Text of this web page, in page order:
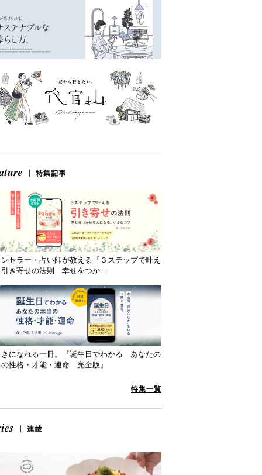
セラー・占い師が教える『３ステップで叶え
き寄せの法則 幸せをつか...
きになれる一冊。『誕生日でわかる あなたの
性格・才能・運命 完全版』
特集一覧